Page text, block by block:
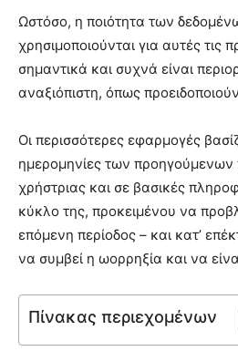
Ωστόσο, η ποιότητα των
χρησιμοποιούνται για αυτές τις
σημαντικά και συχνά είναι
αναξιόπιστη, όπως προειδοποιούν
Οι περισσότερες εφαρμογές
ημερομηνίες των προηγούμενων
χρήστριας και σε βασικές
κύκλο της, προκειμένου να
επόμενη περίοδος – και κατ’
να συμβεί η ωορρηξία και να
Πίνακας περιεχομένων